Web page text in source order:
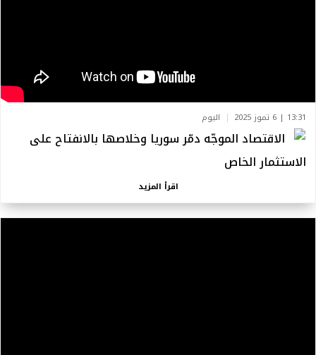
13:31 | 6 تموز 2025 اليوم
الاقتصاد الموجّه دمّر سوريا وخلاصها بالانفتاح على
الاستثمار الخاص
اقرأ المزيد